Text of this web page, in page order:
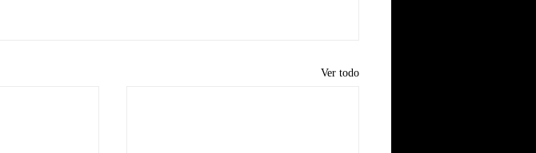
Ver todo